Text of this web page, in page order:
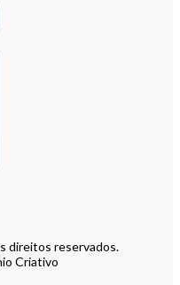
direitos reservados.
Criativo